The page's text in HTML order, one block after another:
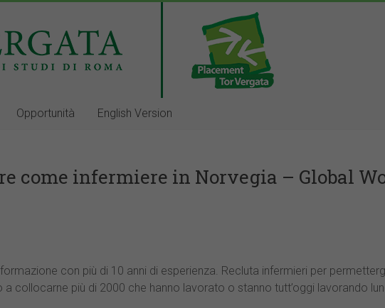
Opportunità English Version
come infermiere in Norvegia – Global
con più di 10 anni di esperienza. Recluta infermieri per
collocarne più di 2000 che hanno lavorato o stanno tutt’oggi lavorando